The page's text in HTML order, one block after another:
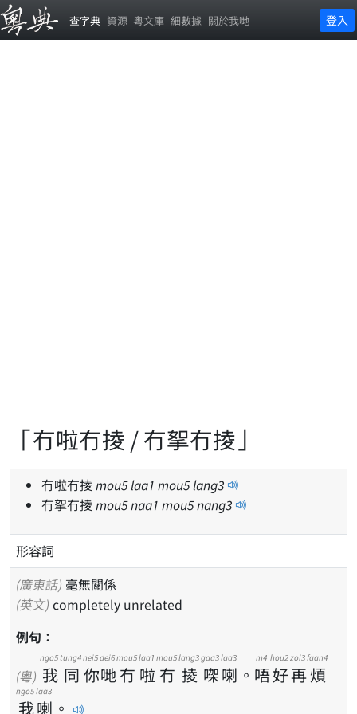
查字典 資源 粵文庫 細數據 關於我哋 登入
「冇啦冇掕 / 冇挐冇掕」
冇啦冇掕 mou5laa1 mou5lang3
冇挐冇掕 mou5naa1 mou5nang3
形容詞
(廣東話) 毫無關係
(英文) completely unrelated
例句：
(粵) 我
ngo5
同
tung4
你
nei5
哋
dei6
冇
mou5
啦
laa1
冇
mou5
掕
lang3
㗎
gaa3
喇
laa3
。 唔
m4
好
hou2
再
zoi3
煩
faan4
我
ngo5
喇
laa3
。